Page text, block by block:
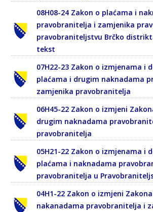
08H08-24 Zakon o plaćama i
pravobranitelja i zamjenika
pravobraniteljstvu Brčko
tekst
07H22-23 Zakon o izmjenama i
plaćama i drugim naknadama
zamjenika pravobranitelja
06H45-22 Zakon o izmjeni
drugim naknadama
pravobranitelja
05H21-22 Zakon o izmjenama i
plaćama i naknadama
pravobranitelja u
04H1-22 Zakon o izmjeni
nakanadama pravobranitelja i